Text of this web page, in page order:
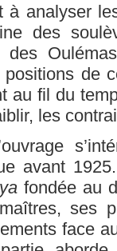
à analyser
des
des
positions de
au fil du
les
avant
fondée au
ses
face